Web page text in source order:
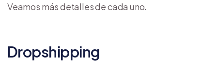
Veamos más detalles de cada uno.
Dropshipping